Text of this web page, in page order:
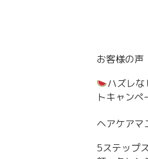
お客様の声
ハズレな
トキャン
ヘアケアマ
5ステップ